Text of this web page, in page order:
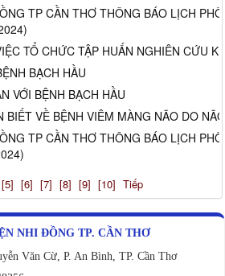
TP CẦN THƠ THÔNG BÁO LỊCH
TỔ CHỨC TẬP HUẤN NGHIÊN CỨU
BẠCH HẦU
VỚI BỆNH BẠCH HẦU
BIẾT VỀ BỆNH VIÊM MÀNG NÃO DO
TP CẦN THƠ THÔNG BÁO LỊCH
[5] [6] [7] [8] [9] [10] Tiếp
NHI ĐỒNG TP. CẦN THƠ
Văn Cừ, P. An Bình, TP. Cần Thơ